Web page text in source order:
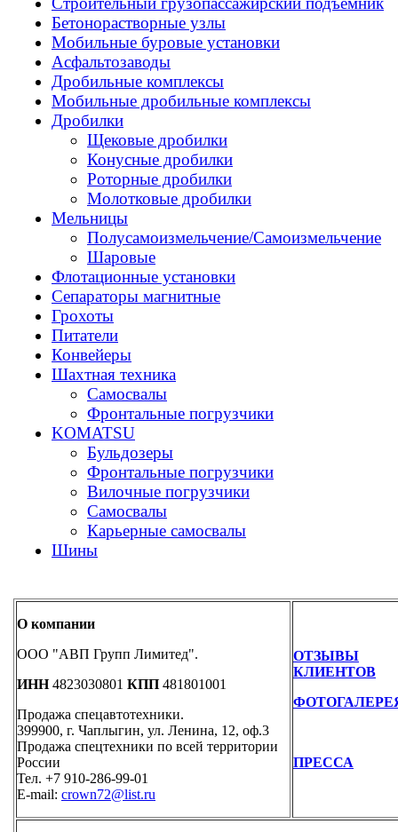
Бетонорастворные узлы
Мобильные буровые установки
Асфальтозаводы
Дробильные комплексы
Мобильные дробильные комплексы
Дробилки
Щековые дробилки
Конусные дробилки
Роторные дробилки
Молотковые дробилки
Мельницы
Полусамоизмельчение/Самоизмельчение
Шаровые
Флотационные установки
Сепараторы магнитные
Грохоты
Питатели
Конвейеры
Шахтная техника
Самосвалы
Фронтальные погрузчики
KOMATSU
Бульдозеры
Фронтальные погрузчики
Вилочные погрузчики
Самосвалы
Карьерные самосвалы
Шины
О компании
ООО "АВП Групп Лимитед".
ИНН4823030801 КПП 481801001
Продажа спецавтотехники.
399900, г. Чаплыгин, ул. Ленина, 12, оф.3
Продажа спецтехники по всей территории
России
Тел. +7 910-286-99-01
E-mail: crown72@list.ru
ОТЗЫВЫ
КЛИЕНТОВ
ПРЕССА